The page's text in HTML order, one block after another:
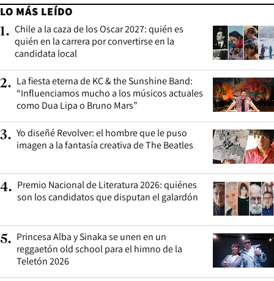
LO MÁS LEÍDO
1. Chile a la caza de los Oscar 2027: quién es
quién en la carrera por convertirse en la
candidata local
2. La fiesta eterna de KC & the Sunshine Band:
“Influenciamos mucho a los músicos actuales
como Dua Lipa o Bruno Mars”
3. Yo diseñé Revolver: el hombre que le puso
imagen a la fantasía creativa de The Beatles
4. Premio Nacional de Literatura 2026: quiénes
son los candidatos que disputan el galardón
5. Princesa Alba y Sinaka se unen en un
reggaetón old school para el himno de la
Teletón 2026